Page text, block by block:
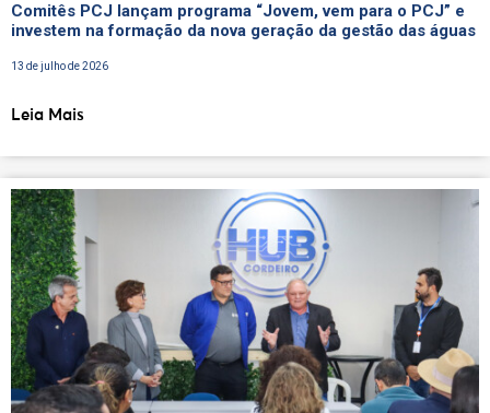
Comitês PCJ lançam programa “Jovem, vem para o PCJ” e
investem na formação da nova geração da gestão das águas
13 de julho de 2026
Leia Mais